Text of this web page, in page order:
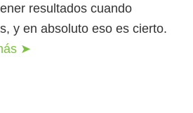
resultados cuando
y en absoluto eso es cierto.
➤